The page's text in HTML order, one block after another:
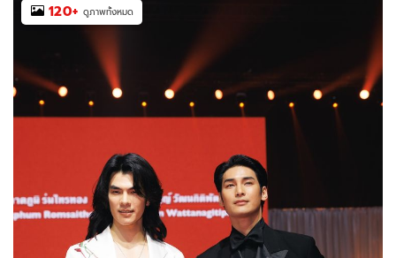
120+ ดูภาพทั้งหมด